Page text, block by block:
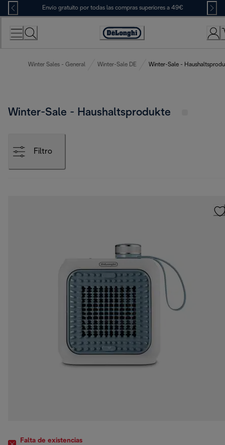
Skip
to
Content
Envío gratuito por todas las compras superiores a 49€
Accessibility
Winter Sales - General Winter-Sale DE Winter-Sale -
Winter-Sale - Haushaltsprodukte
Filtro
Falta de existencias